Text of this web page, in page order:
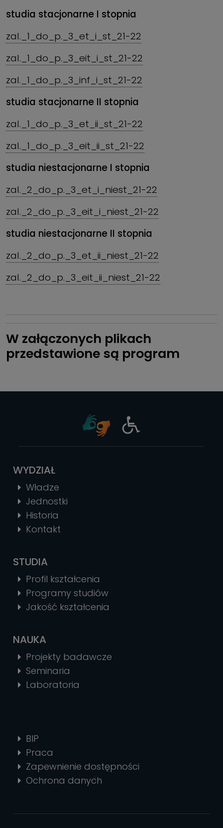
studia stacjonarne I stopnia
zal._1_do_p._3_et_i_st_21-22
zal._1_do_p._3_eit_i_st_21-22
zal._1_do_p._3_inf_i_st_21-22
studia stacjonarne II stopnia
zal._1_do_p._3_et_ii_st_21-22
zal._1_do_p._3_eit_ii_st_21-22
studia niestacjonarne I stopnia
zal._2_do_p._3_et_i_niest_21-22
zal._2_do_p._3_eit_i_niest_21-22
studia niestacjonarne II stopnia
zal._2_do_p._3_et_ii_niest_21-22
zal._2_do_p._3_eit_ii_niest_21-22
W załączonych plikach
przedstawione są program
WYDZIAŁ
Władze
Jednostki
Historia
Kontakt
STUDIA
Profil kształcenia
Programy studiów
Jakość kształcenia
NAUKA
Projekty badawcze
Seminaria
Laboratoria
BIP
Praca
Zapewnienie dostępności
Ochrona danych